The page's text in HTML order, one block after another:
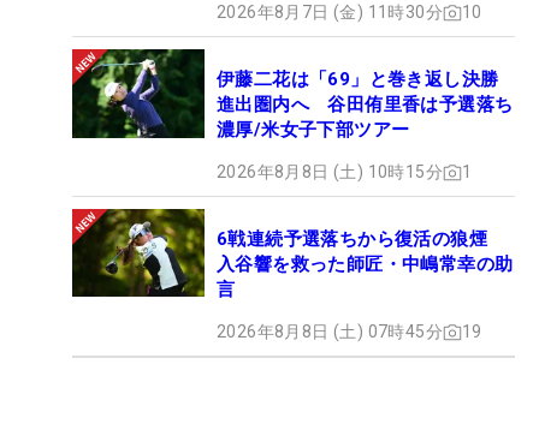
2026年8月7日 (金) 11時30分 10
伊藤二花は「69」と巻き返し決勝
進出圏内へ 谷田侑里香は予選落ち
濃厚/米女子下部ツアー
2026年8月8日 (土) 10時15分 1
6戦連続予選落ちから復活の狼煙
入谷響を救った師匠・中嶋常幸の助
言
2026年8月8日 (土) 07時45分 19